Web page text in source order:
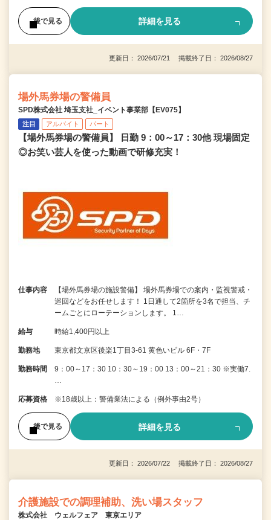
後で見る 詳細を見る
更新日： 2026/07/21 掲載終了日： 2026/08/27
場外馬券場の警備員
SPD株式会社 埼玉支社_イベント事業部【EV075】
注目 アルバイト パート
【場外馬券場の警備員】 日勤 9：00～17：30他 現場固定
◎お笑い芸人を使った動画で研修充実！
仕事内容
【場外馬券場の施設警備】 場外馬券場での案内・監視警戒・
巡回などをお任せします！ 1日通して2箇所を3名で担当、チ
ームごとにローテーションします。 1…
給与 時給1,400円以上
勤務地 東京都文京区後楽1丁目3-61 黄色いビル 6F・7F
勤務時間
9：00～17：30 10：30～19：00 13：00～21：30 ※実働7.
…
応募資格 ※18歳以上：警備業法による（例外事由2号）
後で見る 詳細を見る
更新日： 2026/07/22 掲載終了日： 2026/08/27
介護施設での調理補助、洗い場スタッフ
株式会社 ウェルフェア 東京エリア